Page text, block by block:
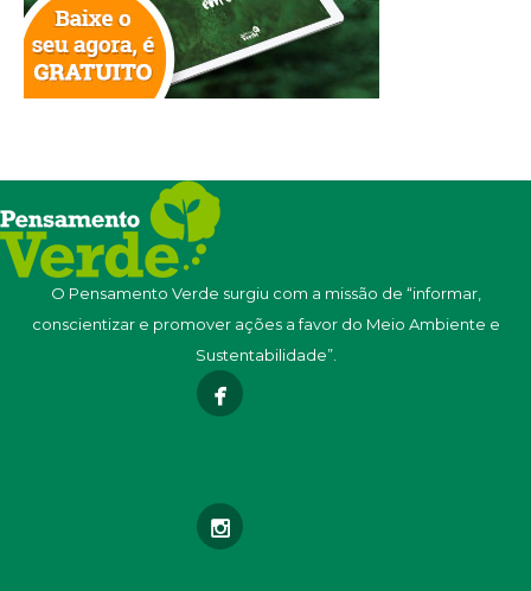
O Pensamento Verde surgiu com a missão de “informar,
conscientizar e promover ações a favor do Meio Ambiente e
Sustentabilidade”.